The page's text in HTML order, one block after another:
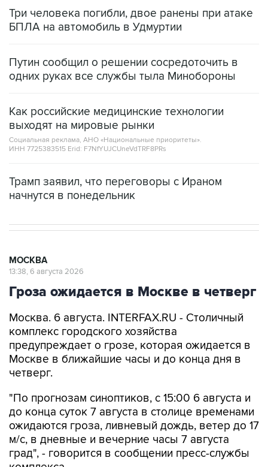
Три человека погибли, двое ранены при атаке
БПЛА на автомобиль в Удмуртии
Путин сообщил о решении сосредоточить в
одних руках все службы тыла Минобороны
Как российские медицинские технологии
выходят на мировые рынки
Социальная реклама, АНО «Национальные приоритеты».
ИНН 7725383515 Erid: F7NfYUJCUneVdTRF8PRs
Трамп заявил, что переговоры с Ираном
начнутся в понедельник
МОСКВА
13:38, 6 августа 2026
Гроза ожидается в Москве в четверг
Москва. 6 августа. INTERFAX.RU - Столичный
комплекс городского хозяйства
предупреждает о грозе, которая ожидается в
Москве в ближайшие часы и до конца дня в
четверг.
"По прогнозам синоптиков, с 15:00 6 августа и
до конца суток 7 августа в столице временами
ожидаются гроза, ливневый дождь, ветер до 17
м/с, в дневные и вечерние часы 7 августа
град", - говорится в сообщении пресс-службы